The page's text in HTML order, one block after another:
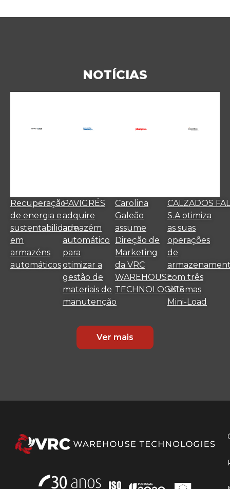
NOTÍCIAS
Recuperação
de energia e
sustentabilidade
em
armazéns
automáticos
PAVIGRÉS
adquire
armazém
automático
para
otimizar a
gestão de
materiais de
manutenção
Carolina
Galeão
assume
Direção de
Marketing
da VRC
WAREHOUSE
TECHNOLOGIES
CALZADOS FAL
S.A otimiza
as suas
operações
de
com três
sistemas
Mini-Load
Ver mais